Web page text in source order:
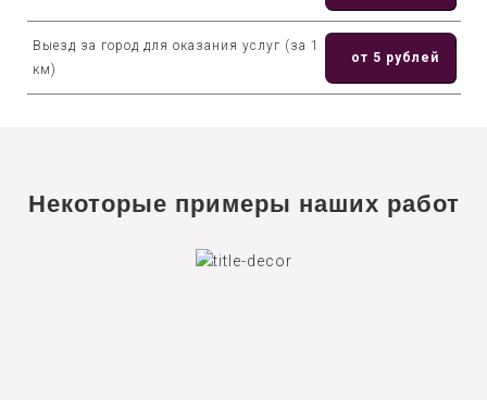
Выезд за город для оказания услуг (за 1
км)
от 5 рублей
Некоторые примеры наших работ